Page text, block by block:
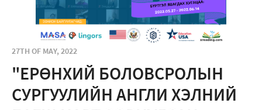
27TH OF MAY, 2022
"EРӨНХИЙ БОЛОВСРОЛЫН
СУРГУУЛИЙН АНГЛИ ХЭЛНИЙ